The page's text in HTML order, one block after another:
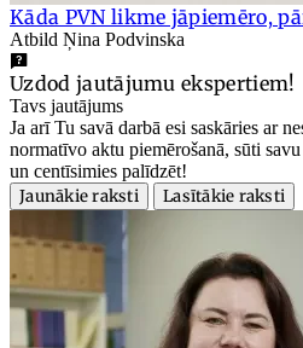
Kāda PVN likme jāpiemēro,
Atbild Ņina Podvinska
Uzdod jautājumu ekspertiem!
Tavs jautājums
Ja arī Tu savā darbā esi saskāries ar
normatīvo aktu piemērošanā, sūti
un centīsimies palīdzēt!
Jaunākie raksti
Lasītākie raksti